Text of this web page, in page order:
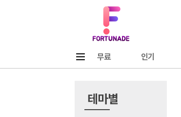
무료 인기
테마별